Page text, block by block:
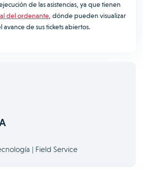
de las asistencias, ya que tienen
del ordenante , dónde pueden visualizar
de sus tickets abiertos.
| Field Service